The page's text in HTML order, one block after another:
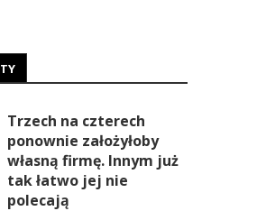
Trzech na czterech
ponownie założyłoby
własną firmę. Innym już
tak łatwo jej nie
polecają